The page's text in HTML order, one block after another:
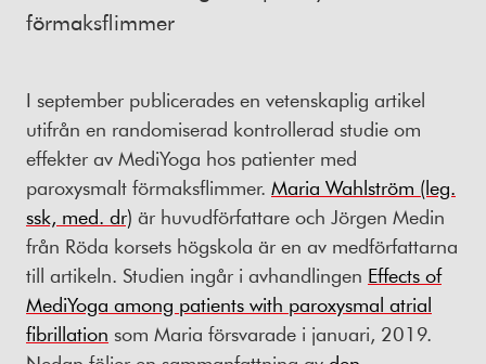
förmaksflimmer
I september publicerades en vetenskaplig artikel
utifrån en randomiserad kontrollerad studie om
effekter av MediYoga hos patienter med
paroxysmalt förmaksflimmer. Maria Wahlström (leg.
ssk, med. dr) är huvudförfattare och Jörgen Medin
från Röda korsets högskola är en av medförfattarna
till artikeln. Studien ingår i avhandlingen Effects of
MediYoga among patients with paroxysmal atrial
fibrillation som Maria försvarade i januari, 2019.